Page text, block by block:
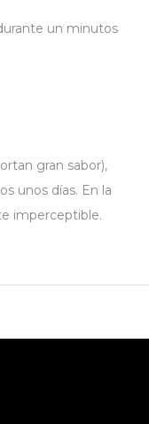
un minutos
gran sabor),
unos días. En la
imperceptible.